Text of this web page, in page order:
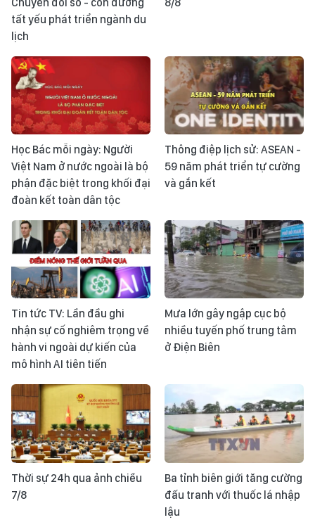
tất yếu phát triển ngành du
lịch
Học Bác mỗi ngày: Người
Việt Nam ở nước ngoài là bộ
phận đặc biệt trong khối đại
đoàn kết toàn dân tộc
Thông điệp lịch sử: ASEAN -
59 năm phát triển tự cường
và gắn kết
Tin tức TV: Lần đầu ghi
nhận sự cố nghiêm trọng về
hành vi ngoài dự kiến của
mô hình AI tiên tiến
Mưa lớn gây ngập cục bộ
nhiều tuyến phố trung tâm
ở Điện Biên
Thời sự 24h qua ảnh chiều
7/8
Ba tỉnh biên giới tăng cường
đấu tranh với thuốc lá nhập
lậu